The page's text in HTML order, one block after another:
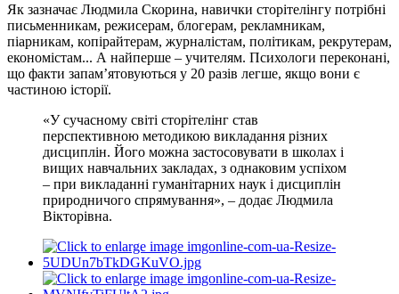
Як зазначає Людмила Скорина, навички сторітелінгу потрібні
письменникам, режисерам, блогерам, рекламникам,
піарникам, копірайтерам, журналістам, політикам, рекрутерам,
економістам... А найперше – учителям. Психологи переконані,
що факти запам’ятовуються у 20 разів легше, якщо вони є
частиною історії.
«У сучасному світі сторітелінг став
перспективною методикою викладання різних
дисциплін. Його можна застосовувати в школах і
вищих навчальних закладах, з однаковим успіхом
– при викладанні гуманітарних наук і дисциплін
природничого спрямування», – додає Людмила
Вікторівна.